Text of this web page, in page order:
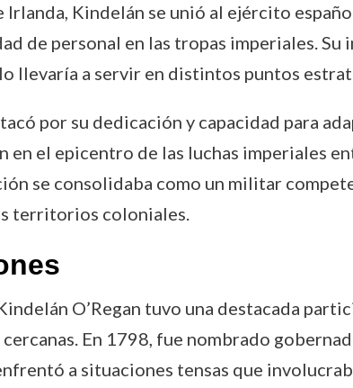
Kindelán se unió al ejército
de personal en las tropas imperiales.
llevaría a servir en distintos puntos
por su dedicación y capacidad para
en el epicentro de las luchas imperiales
se consolidaba como un militar
territorios coloniales.
O’Regan tuvo una destacada
En 1798, fue nombrado
a situaciones tensas que